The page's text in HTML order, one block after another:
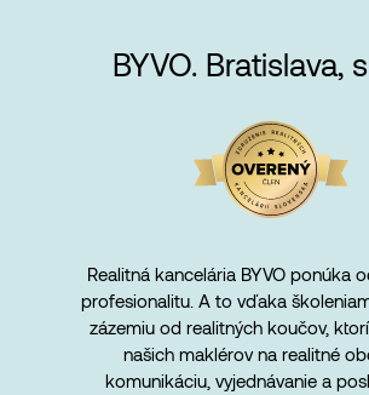
BYVO. Bratislava,
Realitná kancelária BYVO ponúka
profesionalitu. A to vďaka
zázemiu od realitných koučov,
našich maklérov na realitné
komunikáciu, vyjednávanie a